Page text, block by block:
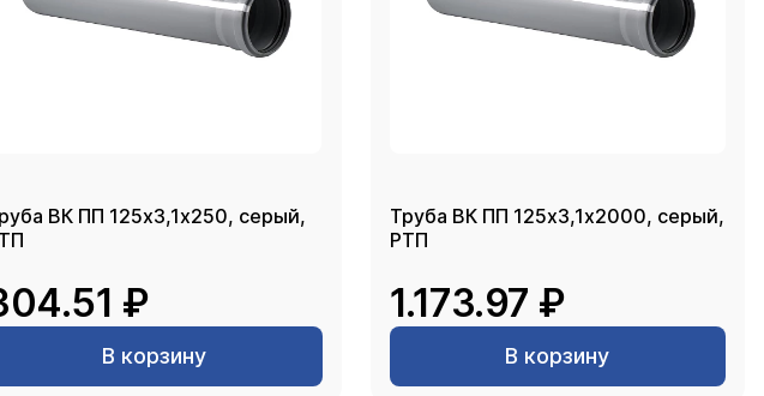
ВК ПП 125х3,1х250, серый,
₽
В корзину
Труба ВК ПП 125х3,1х2000, серый,
РТП
1.173.97 ₽
В корзину